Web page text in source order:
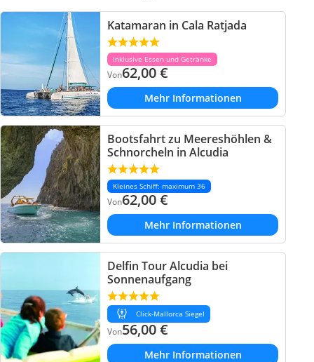
Katamaran in Cala Ratjada
Inklusive Essen und Getränke
Von62,00€
Mehr Informationen
Bootsfahrt zu Meereshöhlen &
Schnorcheln in Alcudia
Kleines Schiff: maximum 36
Von62,00€
Mehr Informationen
Delfin Tour Alcudia bei
Sonnenaufgang
Click-Mallorca Siegel
Von56,00€
Mehr Informationen